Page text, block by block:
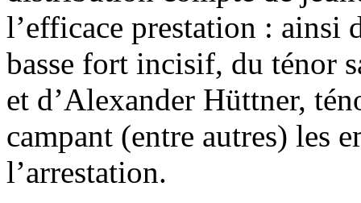
l’efficace prestation : ainsi
basse fort incisif, du ténor
et d’Alexander Hüttner,
campant (entre autres) les
l’arrestation.